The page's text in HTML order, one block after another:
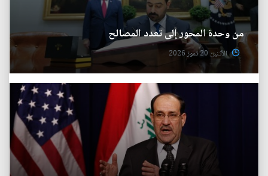
من وحدة المحور إلى تعدد المصالح
الأثنين 20 تموز 2026